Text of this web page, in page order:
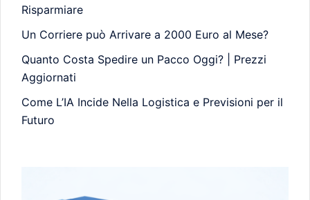
Risparmiare
Un Corriere può Arrivare a 2000 Euro al Mese?
Quanto Costa Spedire un Pacco Oggi? | Prezzi
Aggiornati
Come L’IA Incide Nella Logistica e Previsioni per il
Futuro